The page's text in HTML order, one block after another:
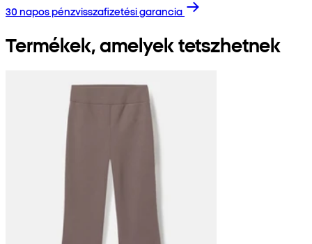
30 napos pénzvisszafizetési garancia
Termékek, amelyek tetszhetnek